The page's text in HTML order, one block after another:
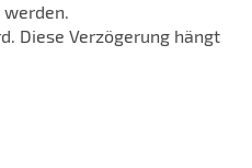
Diese Verzögerung hängt